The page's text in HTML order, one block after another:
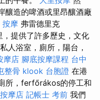
釀造的啤酒或里昂釀酒廠
按摩 弗雷德里克
，提供了許多歷史，文化
人浴室，廁所，陽台，
摩店 腳底按摩課程 台中
整骨 klook 台胞證 在港
所，ferfőrákos的停工和
摩店 記帳士 考前 我們